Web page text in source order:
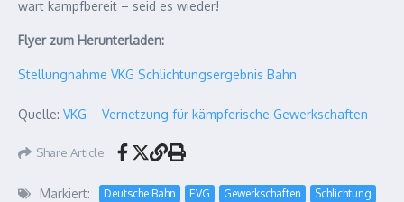
wart kampfbereit – seid es wieder!
Flyer zum Herunterladen:
Stellungnahme VKG Schlichtungsergebnis Bahn
Quelle: VKG – Vernetzung für kämpferische Gewerkschaften
Share Article
Markiert: Deutsche Bahn EVG Gewerkschaften
Schlichtung